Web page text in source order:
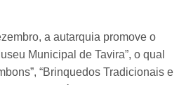
a autarquia promove o
Municipal de Tavira”, o qual
“Brinquedos Tradicionais e